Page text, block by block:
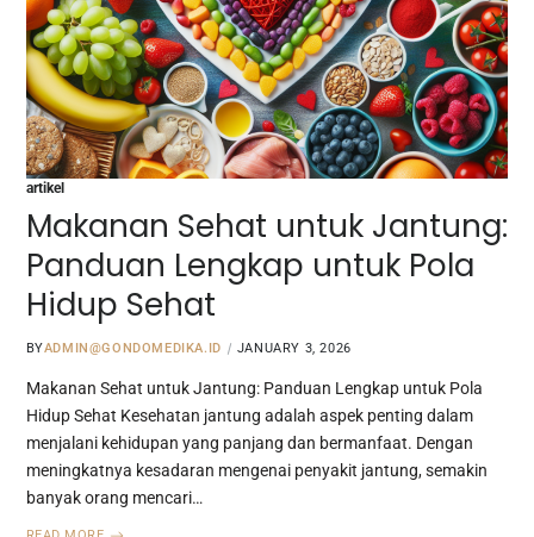
artikel
Makanan Sehat untuk Jantung:
Panduan Lengkap untuk Pola
Hidup Sehat
BYADMIN@GONDOMEDIKA.ID JANUARY 3, 2026
Makanan Sehat untuk Jantung: Panduan Lengkap untuk Pola
Hidup Sehat Kesehatan jantung adalah aspek penting dalam
menjalani kehidupan yang panjang dan bermanfaat. Dengan
meningkatnya kesadaran mengenai penyakit jantung, semakin
banyak orang mencari…